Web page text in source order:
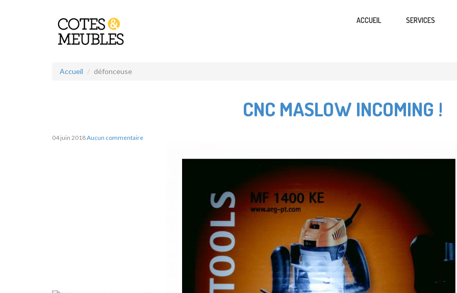
ACCUEIL SERVICES
Accueil défonceuse
CNC MASLOW INCOMING !
04 juin 2018Aucun commentaire